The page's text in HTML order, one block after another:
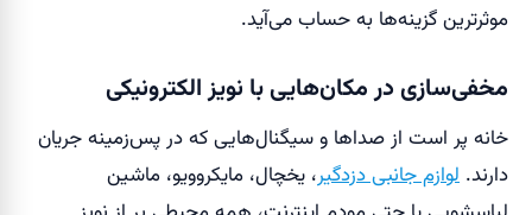
موثرترین گزینه‌ها به حساب می‌آید.
مخفی‌سازی در مکان‌هایی با نویز الکترونیکی
خانه پر است از صداها و سیگنال‌هایی که در پس‌زمینه جریان
دارند. لوازم جانبی دزدگیر، یخچال، مایکروویو، ماشین